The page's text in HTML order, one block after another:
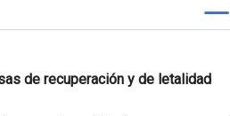
de recuperación y de letalidad